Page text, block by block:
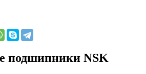
подшипники NSK